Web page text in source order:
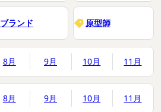
ブランド 原型師
8月 9月 10月 11月
8月 9月 10月 11月